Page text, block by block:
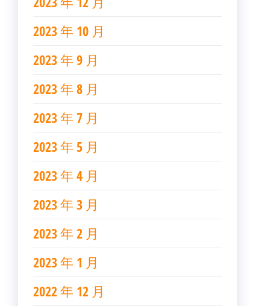
2023 年 10 月
2023 年 9 月
2023 年 8 月
2023 年 7 月
2023 年 5 月
2023 年 4 月
2023 年 3 月
2023 年 2 月
2023 年 1 月
2022 年 12 月